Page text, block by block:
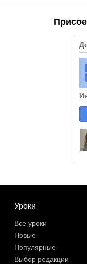
Уроки
Все уроки
Новые
Популярные
Выбор редакции